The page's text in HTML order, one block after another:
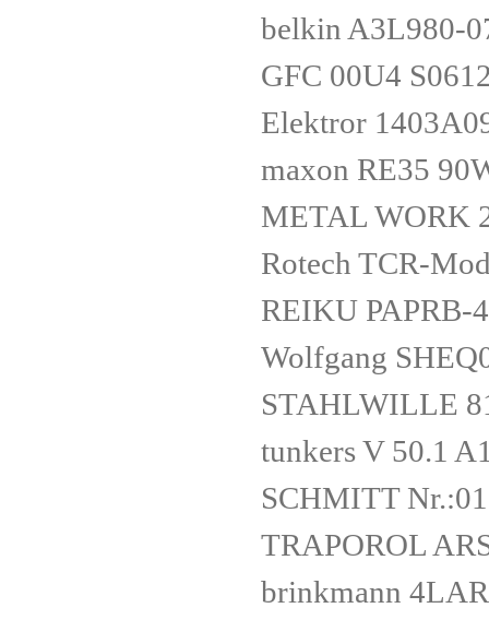
belkin A3L980-
GFC 00U4
Elektror
maxon RE35
METAL WORK
Rotech TCR-
REIKU PAPRB-
Wolfgang
STAHLWILLE
tunkers V 50.1
SCHMITT
TRAPOROL
brinkmann